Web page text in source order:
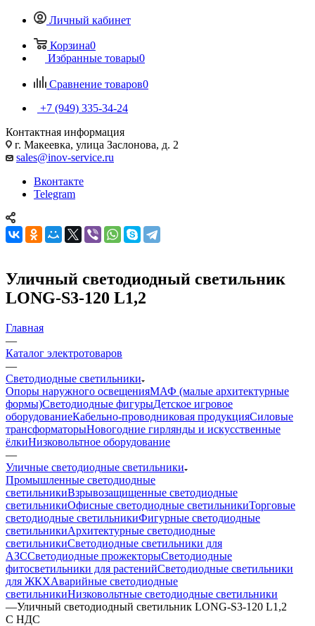
Личный кабинет
Корзина0
Избранные товары0
Сравнение товаров0
+7 (949) 335-34-24
Контактная информация
г. Макеевка, улица Заслонова, д. 2
sales@inov-service.ru
Вконтакте
Telegram
Уличный светодиодный светильник
LONG-S3-120 L1,2
Главная
—
Каталог электротоваров
—
Светодиодные светильники
Опоры наружного освещенияМАФ (малые архитектурные
формы)Светодиодные фигурыДетское игровое
оборудованиеКабельно-проводниковая продукцияСиловые
трансформаторыНовогодние гирлянды и искусственные
ёлкиНизковольтное оборудование
—
Уличные светодиодные светильники
Промышленные светодиодные
светильникиВзрывозащищенные светодиодные
светильникиОфисные светодиодные светильникиТорговые
светодиодные светильникиФигурные светодиодные
светильникиАрхитектурные светодиодные
светильникиСветодиодные светильники для
АЗССветодиодные прожекторыСветодиодные
фитосветильники для растенийСветодиодные светильники
для ЖКХАварийные светодиодные
светильникиНизковольтные светодиодные светильники
—Уличный светодиодный светильник LONG-S3-120 L1,2
С НДС